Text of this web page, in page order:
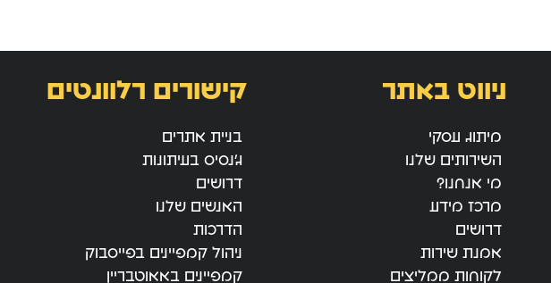
ניווט באתר
מיתוג עסקי
השירותים שלנו
מי אנחנו?
מרכז מידע
דרושים
אמנת שירות
לקוחות ממליצים
קישורים רלוונטים
בניית אתרים
ג’נסיס בעיתונות
דרושים
האנשים שלנו
הדרכות
ניהול קמפיינים בפייסבוק
קמפיינים באאוטבריין